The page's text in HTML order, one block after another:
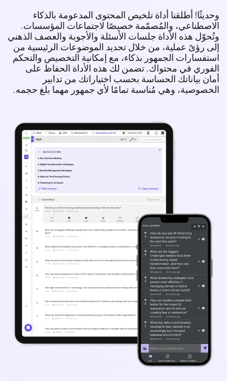
أطلقنا أداة تلخيص المحتوى المدعومة بالذكاء
والمُصمّمة خصيصًا لاجتماعات المؤسسات.
هذه الأداة جلسات الأسئلة والأجوبة والعصف الذهني
رؤىً عملية، من خلال تحديد الموضوعات الرئيسية من
الجمهور بذكاء، مع إمكانية التخصيص والتحكم
في محتواك. تضمن لك هذه الأداة الحفاظ على
بياناتك الحساسة بحسب اختياراتك من تدابير
وهي مُناسبة تمامًا لأي جمهور مهما بلغ حجمه.